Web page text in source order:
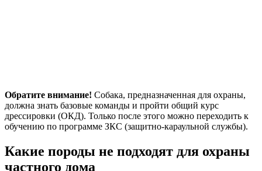
Обратите внимание! Собака, предназначенная для охраны,
должна знать базовые команды и пройти общий курс
дрессировки (ОКД). Только после этого можно переходить к
обучению по программе ЗКС (защитно-караульной службы).
Какие породы не подходят для охраны
частного дома